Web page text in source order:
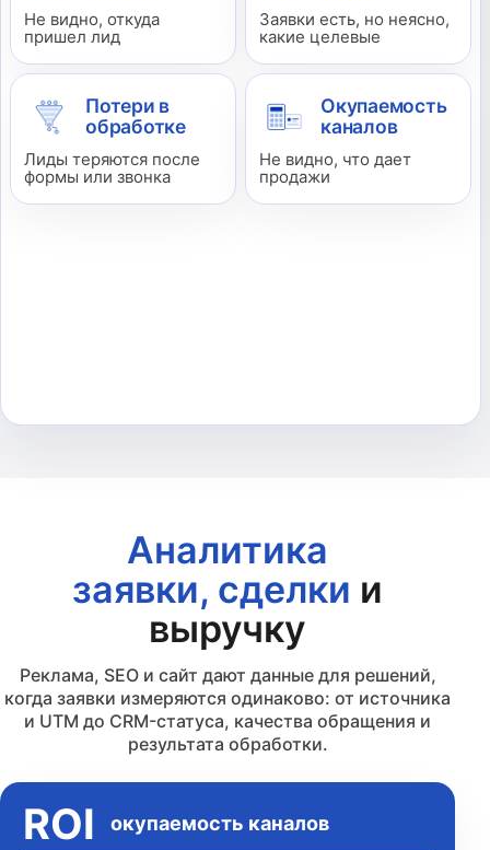
Не видно, откуда
пришел лид
Заявки есть, но неясно,
какие целевые
Потери в
обработке
Лиды теряются после
формы или звонка
Окупаемость
каналов
Не видно, что дает
продажи
Аналитика
заявки, сделки и
выручку
Реклама, SEO и сайт дают данные для решений,
когда заявки измеряются одинаково: от источника
и UTM до CRM-статуса, качества обращения и
результата обработки.
ROI окупаемость каналов